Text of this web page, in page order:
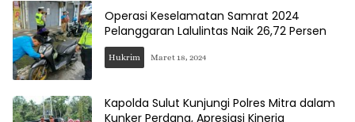
Operasi Keselamatan Samrat 2024
Pelanggaran Lalulintas Naik 26,72 Persen
Hukrim Maret 18, 2024
Kapolda Sulut Kunjungi Polres Mitra dalam
Kunker Perdana, Apresiasi Kinerja